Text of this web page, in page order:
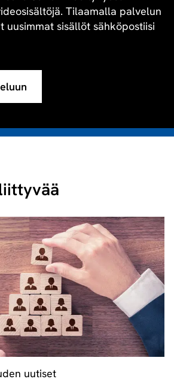
Tilaamalla palvelun
uusimmat sisällöt sähköpostiisi
uutiset